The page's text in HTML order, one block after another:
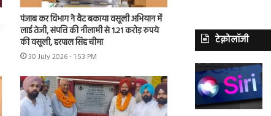
पंजाब कर विभाग ने वैट बकाया वसूली अभियान में
लाई तेजी, संपत्ति की नीलामी से 1.21 करोड़ रुपये
की वसूली, हरपाल सिंह चीमा
30 July 2026 - 1:53 PM
टेक्नोलॉजी